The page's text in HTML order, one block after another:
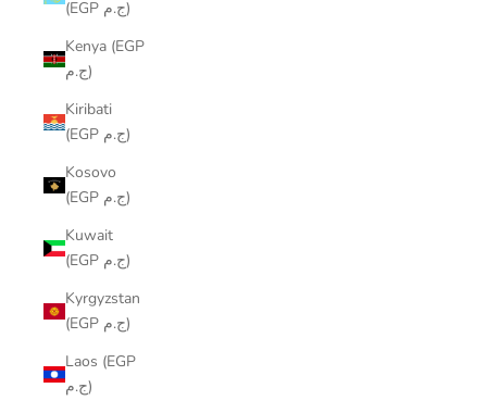
(EGP ج.م)
Kenya (EGP
ج.م)
Kiribati
(EGP ج.م)
Kosovo
(EGP ج.م)
Kuwait
(EGP ج.م)
Kyrgyzstan
(EGP ج.م)
Laos (EGP
ج.م)